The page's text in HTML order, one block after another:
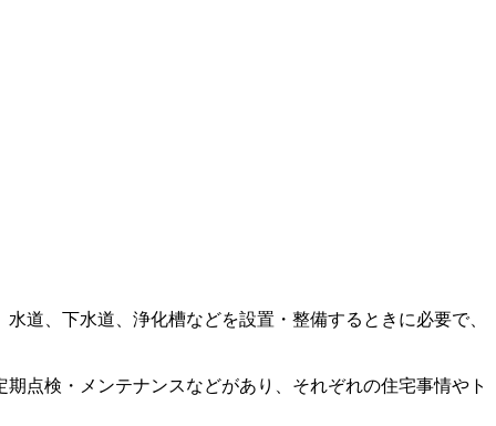
道、下水道、浄化槽などを設置・整備するときに必要で、
点検・メンテナンスなどがあり、それぞれの住宅事情やト